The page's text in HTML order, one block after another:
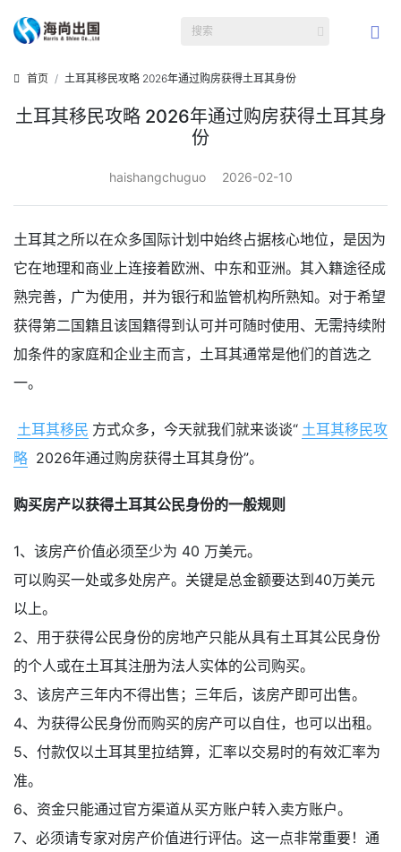
首页 土耳其移民攻略 2026年通过购房获得土耳其身份
土耳其移民攻略 2026年通过购房获得土耳其身
份
haishangchuguo 2026-02-10
土耳其之所以在众多国际计划中始终占据核心地位，是因为
它在地理和商业上连接着欧洲、中东和亚洲。其入籍途径成
熟完善，广为使用，并为银行和监管机构所熟知。对于希望
获得第二国籍且该国籍得到认可并可随时使用、无需持续附
加条件的家庭和企业主而言，土耳其通常是他们的首选之
一。
土耳其移民 方式众多，今天就我们就来谈谈“ 土耳其移民攻
略 2026年通过购房获得土耳其身份”。
购买房产以获得土耳其公民身份的一般规则
1、该房产价值必须至少为 40 万美元。
可以购买一处或多处房产。关键是总金额要达到40万美元
以上。
2、用于获得公民身份的房地产只能从具有土耳其公民身份
的个人或在土耳其注册为法人实体的公司购买。
3、该房产三年内不得出售；三年后，该房产即可出售。
4、为获得公民身份而购买的房产可以自住，也可以出租。
5、付款仅以土耳其里拉结算，汇率以交易时的有效汇率为
准。
6、资金只能通过官方渠道从买方账户转入卖方账户。
7、必须请专家对房产价值进行评估。这一点非常重要！通